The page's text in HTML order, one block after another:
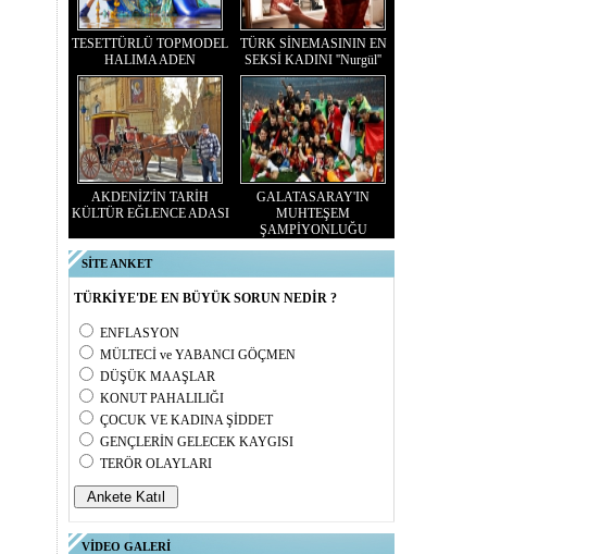
TESETTÜRLÜ TOPMODEL
HALIMA ADEN
TÜRK SİNEMASININ EN
SEKSİ KADINI ''Nurgül''
AKDENİZ'İN TARİH
KÜLTÜR EĞLENCE ADASI
GALATASARAY'IN
MUHTEŞEM
ŞAMPİYONLUĞU
SİTE ANKET
TÜRKİYE'DE EN BÜYÜK SORUN NEDİR ?
ENFLASYON
MÜLTECİ ve YABANCI GÖÇMEN
DÜŞÜK MAAŞLAR
KONUT PAHALILIĞI
ÇOCUK VE KADINA ŞİDDET
GENÇLERİN GELECEK KAYGISI
TERÖR OLAYLARI
VİDEO GALERİ